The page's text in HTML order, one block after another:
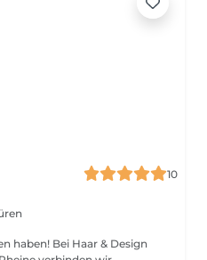
10
haben! Bei Haar & Design